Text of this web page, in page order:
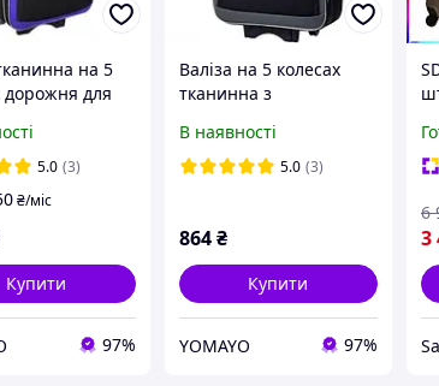
на 5
дорожня для
Bonro Style
5.0 (3)
₴/міс
Купити
97%
Валіза на 5 колесах
тканинна з
висувною ручкою
дорожня для
В наявності
5.0 (3)
864 ₴
Купити
YOMAYO 97%
3
6